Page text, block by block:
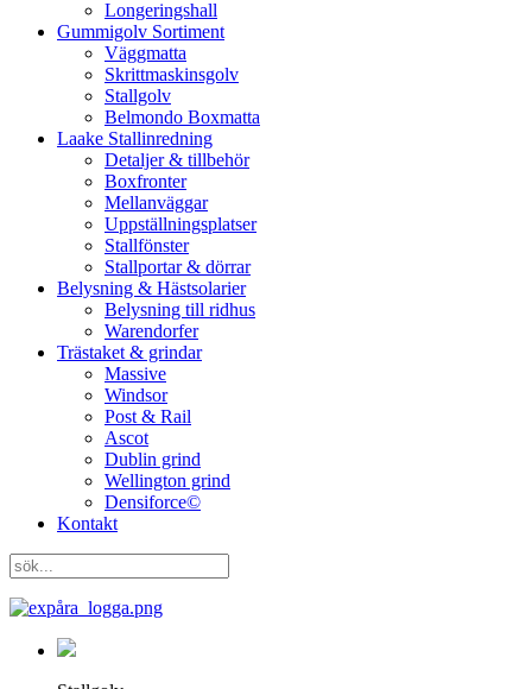
Longeringshall
Gummigolv Sortiment
Väggmatta
Skrittmaskinsgolv
Stallgolv
Belmondo Boxmatta
Laake Stallinredning
Detaljer & tillbehör
Boxfronter
Mellanväggar
Uppställningsplatser
Stallfönster
Stallportar & dörrar
Belysning & Hästsolarier
Belysning till ridhus
Warendorfer
Trästaket & grindar
Massive
Windsor
Post & Rail
Ascot
Dublin grind
Wellington grind
Densiforce©
Kontakt